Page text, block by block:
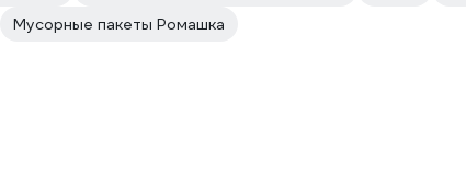
Мусорные пакеты Ромашка